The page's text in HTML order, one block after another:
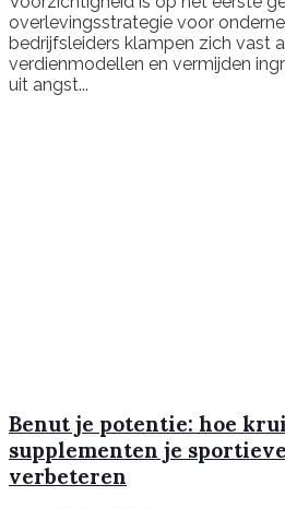
overlevingsstrategie voor
bedrijfsleiders klampen zich vast
verdienmodellen en vermijden
uit angst...
Benut je potentie: hoe
supplementen je
verbeteren